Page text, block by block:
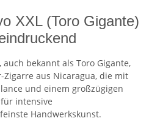
XXL (Toro Gigante)
, auch bekannt als Toro Gigante,
aus Nicaragua, die mit
und einem großzügigen
intensive
Handwerkskunst.